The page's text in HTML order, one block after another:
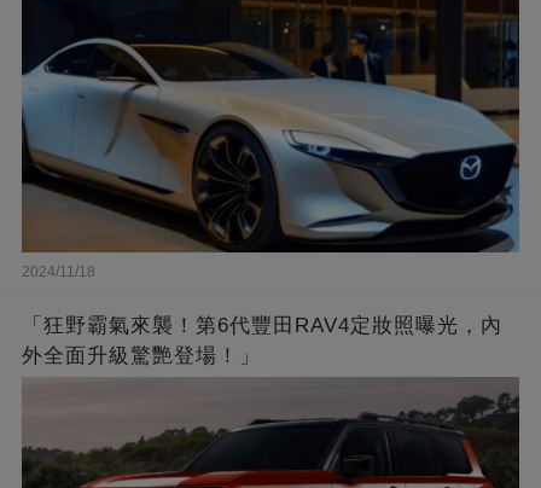
2024/11/18
「狂野霸氣來襲！第6代豐田RAV4定妝照曝光，內
外全面升級驚艷登場！」